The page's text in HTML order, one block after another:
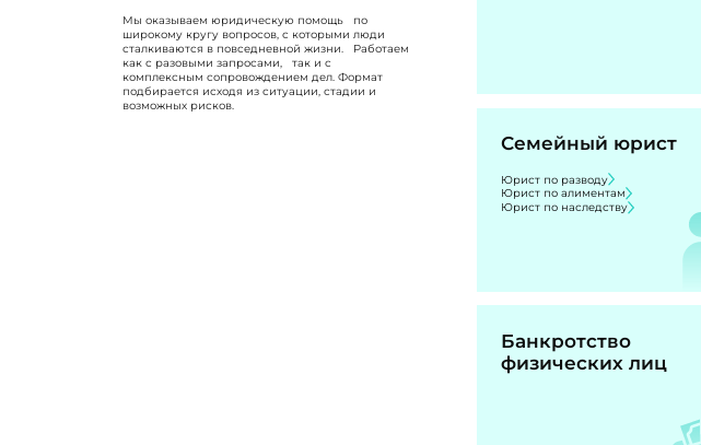
Мы оказываем юридическую помощь по
широкому кругу вопросов, с которыми люди
сталкиваются в повседневной жизни. Работаем
как с разовыми запросами, так и с
комплексным сопровождением дел. Формат
подбирается исходя из ситуации, стадии и
возможных рисков.
Семейный юрист
Юрист по разводу
Юрист по алиментам
Юрист по наследству
Банкротство
физических лиц